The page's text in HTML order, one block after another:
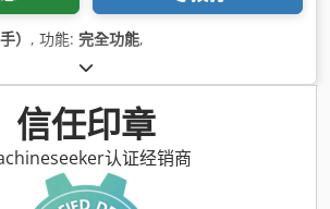
） , 功能: 完全功能,
信任印章
认证经销商